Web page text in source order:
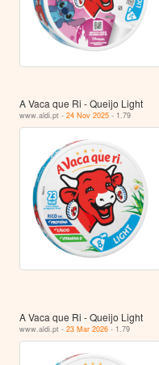
A Vaca que Ri - Queijo Light
www.aldi.pt - 24 Nov 2025- 1.79
A Vaca que Ri - Queijo Light
www.aldi.pt - 23 Mar 2026- 1.79